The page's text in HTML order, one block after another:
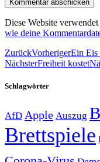
Diese Website
wie deine
ZurückVorherigerEin Eis
NächsterFreiheit kostet
Schlagwörter
AfD Apple Auszug
Brettspiele